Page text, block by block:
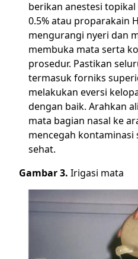
berikan anestesi
0.5% atau proparakain
mengurangi nyeri dan
membuka mata serta
prosedur. Pastikan
termasuk forniks
melakukan eversi
dengan baik. Arahkan
mata bagian nasal ke
mencegah kontaminasi
sehat.
Gambar 3. Irigasi mata